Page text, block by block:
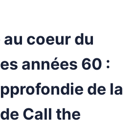
coeur du
années 60 :
de la
Call the